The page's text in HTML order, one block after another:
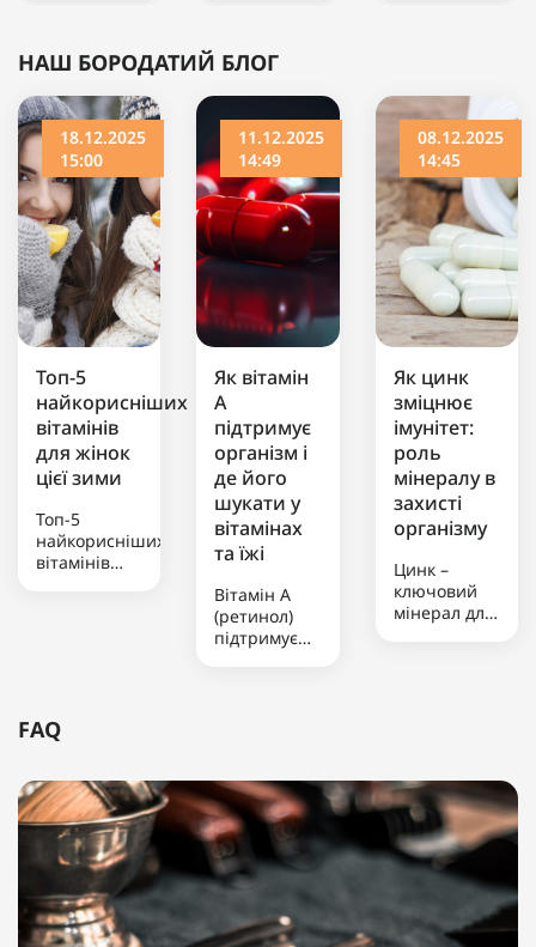
НАШ БОРОДАТИЙ БЛОГ
18.12.2025
15:00
Топ-5
найкорисніших
вітамінів
для жінок
цієї зими
Топ-5
найкорисніших
вітамінів
на організм
холод, брак
сонячного
світла та
меншу
кількість
свіжих
продуктів.
Для
11.12.2025
14:49
Як вітамін
А
підтримує
організм і
де його
шукати у
вітамінах
та їжі
Вітамін А
(ретинол)
підтримує
можна
отримати з
продуктів
тваринного
походження,
як печінка,
молоко та
риба, а
08.12.2025
14:45
Як цинк
зміцнює
імунітет:
роль
мінералу в
захисті
організму
Цинк –
ключовий
мінерал для
та сприяє
швидкому
відновленню
тканин. Він
допомагає
організму
ефективніше
боротися з
FAQ